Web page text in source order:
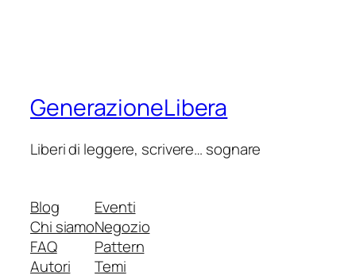
GenerazioneLibera
Liberi di leggere, scrivere… sognare
Blog
Chi siamo
FAQ
Autori
Eventi
Negozio
Pattern
Temi